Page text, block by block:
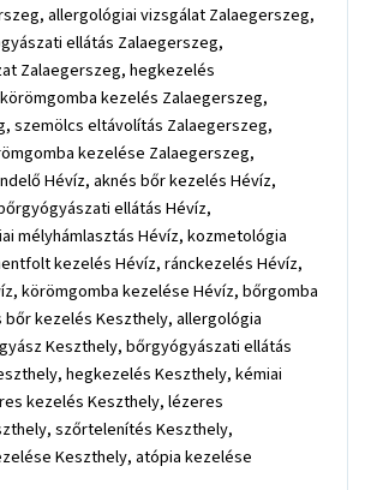
allergológiai vizsgálat Zalaegerszeg,
ellátás Zalaegerszeg,
Zalaegerszeg, hegkezelés
kezelés Zalaegerszeg,
szemölcs eltávolítás Zalaegerszeg,
kezelése Zalaegerszeg,
Hévíz, aknés bőr kezelés Hévíz,
ellátás Hévíz,
mélyhámlasztás Hévíz, kozmetológia
kezelés Hévíz, ránckezelés Hévíz,
körömgomba kezelése Hévíz, bőrgomba
kezelés Keszthely, allergológia
Keszthely, bőrgyógyászati ellátás
hegkezelés Keszthely, kémiai
kezelés Keszthely, lézeres
szőrtelenítés Keszthely,
Keszthely, atópia kezelése